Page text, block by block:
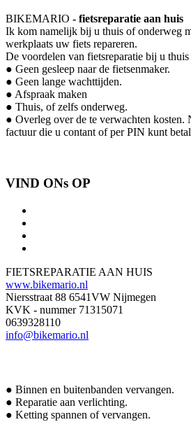
BIKEMARIO - fietsreparatie aan huis
Ik kom namelijk bij u thuis of onderweg
werkplaats uw fiets repareren.
De voordelen van fietsreparatie bij u thuis
● Geen gesleep naar de fietsenmaker.
● Geen lange wachttijden.
● Afspraak maken
● Thuis, of zelfs onderweg.
● Overleg over de te verwachten kosten.
factuur die u contant of per PIN kunt
VIND ONs OP
FIETSREPARATIE AAN HUIS
www.bikemario.nl
Niersstraat 88 6541VW Nijmegen
KVK - nummer 71315071
0639328110
info@bikemario.nl
● Binnen en buitenbanden vervangen.
● Reparatie aan verlichting.
● Ketting spannen of vervangen.